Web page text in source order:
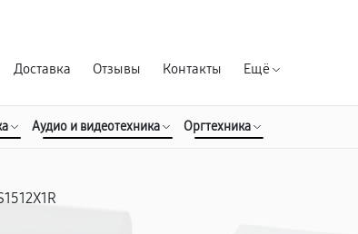
Доставка Отзывы Контакты Ещё
Аудио и видеотехника Оргтехника